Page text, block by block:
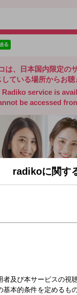
は、日本国内限定の
ている場所からお聴
Radiko service is
be accessed
radikoに関す